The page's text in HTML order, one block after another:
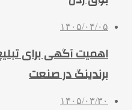
۱۴۰۵/۰۴/۰۵
اهمیت آگهی برای
برندینگ در صنعت
۱۴۰۵/۰۳/۳۰